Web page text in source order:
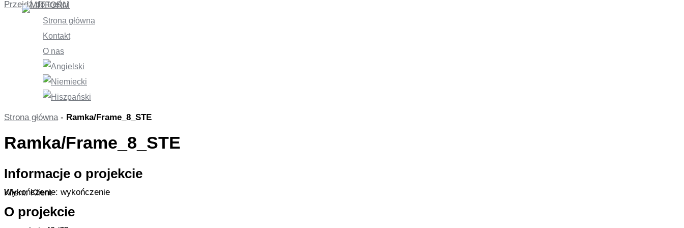
Przejdź do treści
Strona główna
Kontakt
O nas
Strona główna- Ramka/Frame_8_STE
Ramka/Frame_8_STE
Informacje o projekcie
Wykończenie: wykończenie
Klient: Klient
O projekcie